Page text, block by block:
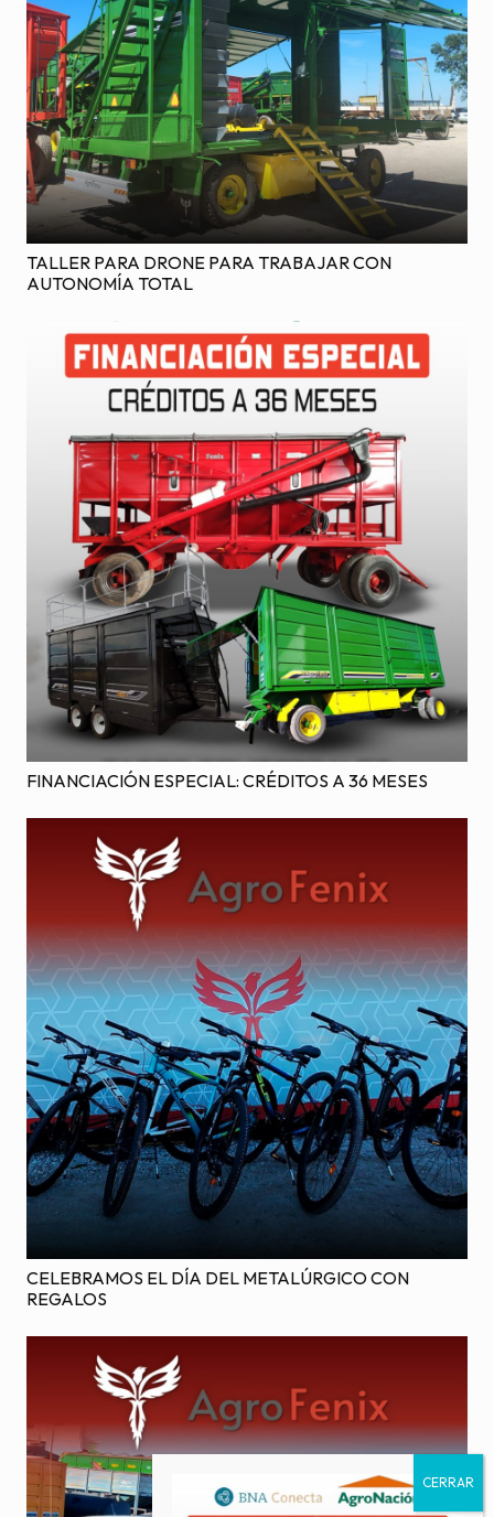
TALLER PARA DRONE PARA TRABAJAR CON
AUTONOMÍA TOTAL
FINANCIACIÓN ESPECIAL: CRÉDITOS A 36 MESES
CELEBRAMOS EL DÍA DEL METALÚRGICO CON
REGALOS